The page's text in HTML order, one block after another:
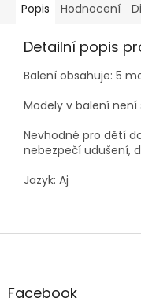
Popis Hodnocení
Detailní popis
Balení obsahuje: 5
Modely v balení
Nevhodné pro dětí
nebezpečí udušení,
Jazyk: Aj
Z
aFacebook